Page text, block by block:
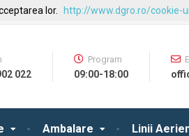
022
Program
09:00-18:00
Ambalare Linii
lor. http://www.dgro.ro/cookie-